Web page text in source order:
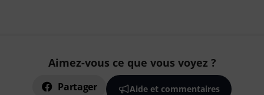
Aimez-vous ce que vous voyez ?
Partager Aide et commentaires